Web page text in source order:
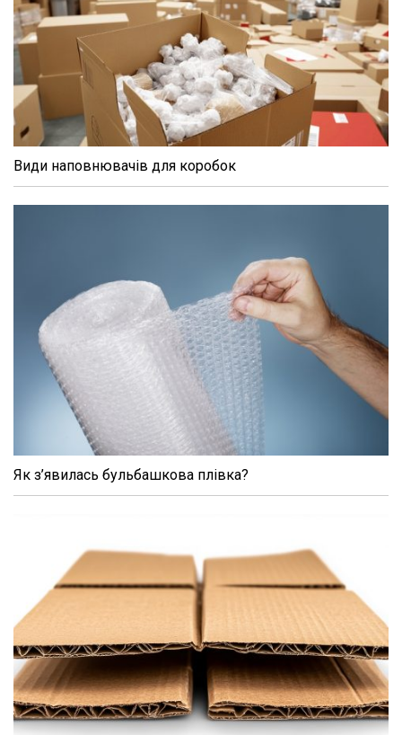
Види наповнювачів для коробок
Як з’явилась бульбашкова плівка?